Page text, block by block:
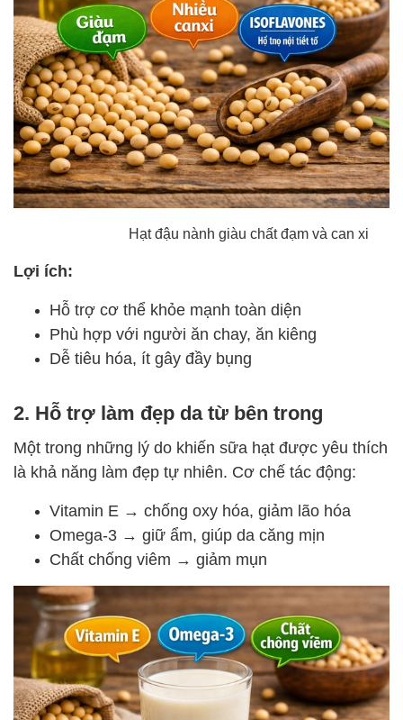
Hạt đậu nành giàu chất đạm và can xi
Lợi ích:
Hỗ trợ cơ thể khỏe mạnh toàn diện
Phù hợp với người ăn chay, ăn kiêng
Dễ tiêu hóa, ít gây đầy bụng
2. Hỗ trợ làm đẹp da từ bên trong
Một trong những lý do khiến sữa hạt được yêu thích
là khả năng làm đẹp tự nhiên. Cơ chế tác động:
Vitamin E → chống oxy hóa, giảm lão hóa
Omega-3 → giữ ẩm, giúp da căng mịn
Chất chống viêm → giảm mụn